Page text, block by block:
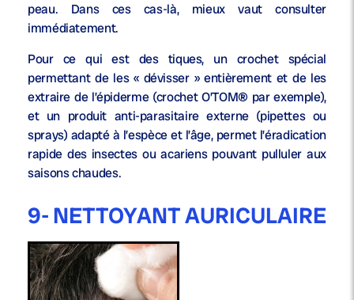
peau. Dans ces cas-là, mieux vaut consulter
immédiatement.
Pour ce qui est des tiques, un crochet spécial
permettant de les « dévisser » entièrement et de les
extraire de l’épiderme (crochet O’TOM® par exemple),
et un produit anti-parasitaire externe (pipettes ou
sprays) adapté à l’espèce et l’âge, permet l’éradication
rapide des insectes ou acariens pouvant pulluler aux
saisons chaudes.
9- NETTOYANT AURICULAIRE